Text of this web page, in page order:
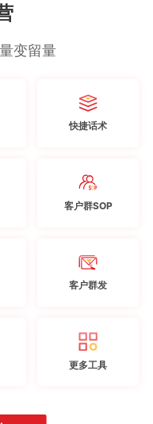
变留量
快捷话术
客户群SOP
客户群发
更多工具